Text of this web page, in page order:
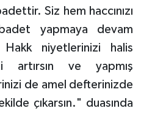
Siz hem haccınızı
yapmaya devam
Hakk niyetlerinizi halis
artırsın ve yapmış
de amel defterinizde
çıkarsın." duasında